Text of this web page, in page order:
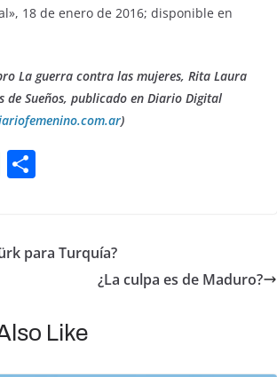
18 de enero de 2016; disponible en
La guerra contra las mujeres, Rita Laura
de Sueños, publicado en Diario Digital
)
W
s
p
e
para Turquía?
¿La culpa es de Maduro?
Like